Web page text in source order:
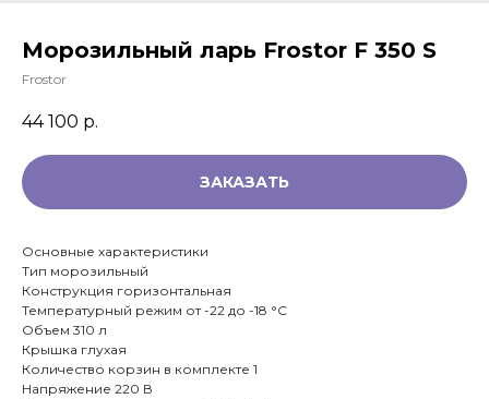
Морозильный ларь Frostor F 350 S
Frostor
44 100 р.
ЗАКАЗАТЬ
Основные характеристики
Тип морозильный
Конструкция горизонтальная
Температурный режим от -22 до -18 °С
Объем 310 л
Крышка глухая
Количество корзин в комплекте 1
Напряжение 220 В